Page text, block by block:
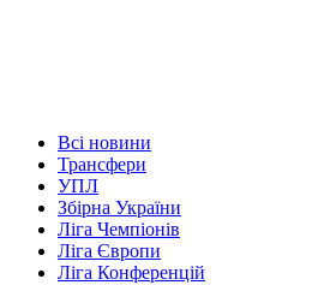
Всі новини
Трансфери
УПЛ
Збірна України
Ліга Чемпіонів
Ліга Європи
Ліга Конференцій